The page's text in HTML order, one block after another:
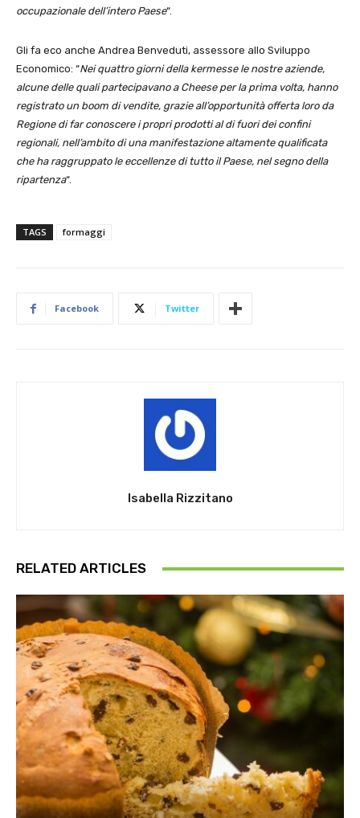
occupazionale dell’intero Paese“.
Gli fa eco anche Andrea Benveduti, assessore allo Sviluppo
Economico: “Nei quattro giorni della kermesse le nostre aziende,
alcune delle quali partecipavano a Cheese per la prima volta, hanno
registrato un boom di vendite, grazie all’opportunità offerta loro da
Regione di far conoscere i propri prodotti al di fuori dei confini
regionali, nell’ambito di una manifestazione altamente qualificata
che ha raggruppato le eccellenze di tutto il Paese, nel segno della
ripartenza“.
TAGS formaggi
Facebook Twitter
Isabella Rizzitano
RELATED ARTICLES